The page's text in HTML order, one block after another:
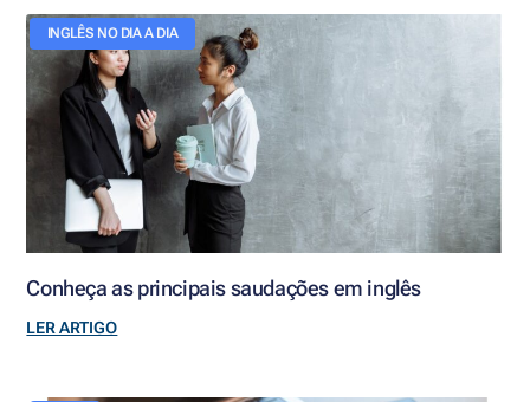
INGLÊS NO DIA A DIA
Conheça as principais saudações em inglês
LER ARTIGO